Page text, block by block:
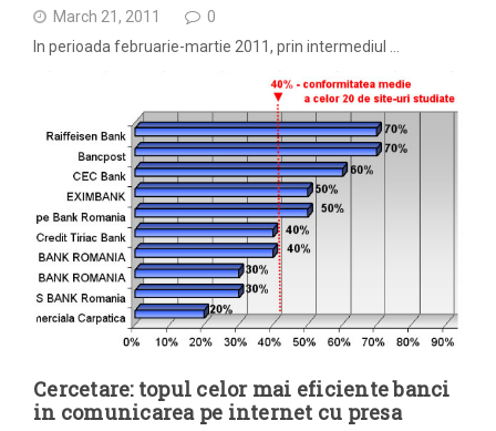
March 21, 2011
0
In perioada februarie-martie 2011, prin intermediul …
Cercetare: topul celor mai eficiente banci
in comunicarea pe internet cu presa